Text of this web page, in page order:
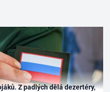
Z padlých dělá dezertéry,